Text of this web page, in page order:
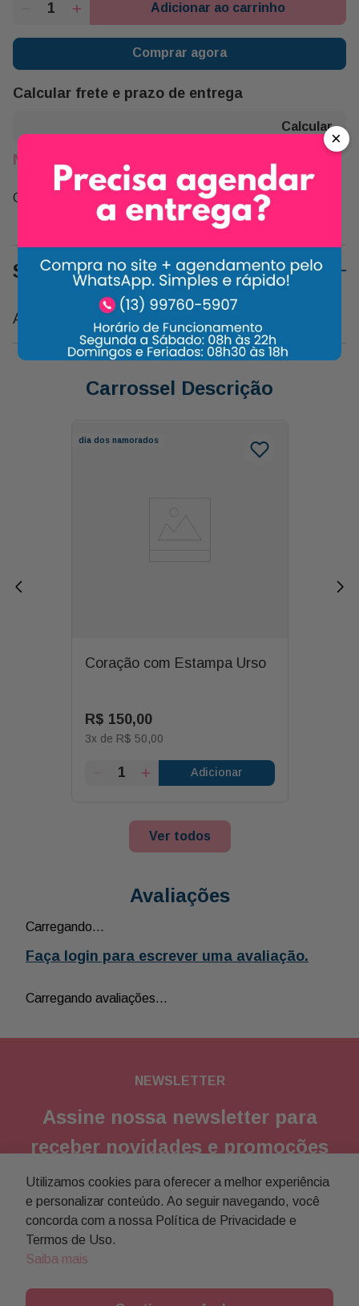
Adicionar ao carrinho
Comprar agora
Calcular frete e prazo de entrega
Não sei meu CEP
Compartilhe:
Sobre o Produto
Almofada para a Melhor Mãe do Mundo
Carrossel Descrição
dia dos namorados
Coração com Estampa Urso
R$ 150,00
3x de R$ 50,00
Adicionar
Ver todos
Avaliações
Carregando…
Faça login para escrever uma avaliação.
Carregando avaliações…
NEWSLETTER
Assine nossa newsletter para
receber novidades e promoções
Enviar
Concordo com a política de privacidade
×
Utilizamos cookies para oferecer a melhor experiência
e personalizar conteúdo. Ao seguir navegando, você
concorda com a nossa Política de Privacidade e
Termos de Uso.
Saiba mais